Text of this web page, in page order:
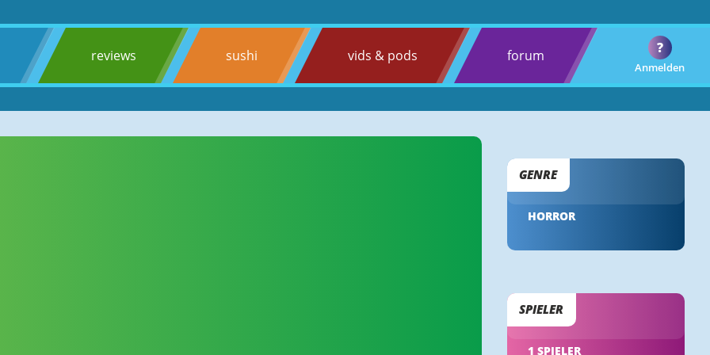
reviews sushi vids & pods forum
Anmelden
?
GENRE
HORROR
SPIELER
1 SPIELER